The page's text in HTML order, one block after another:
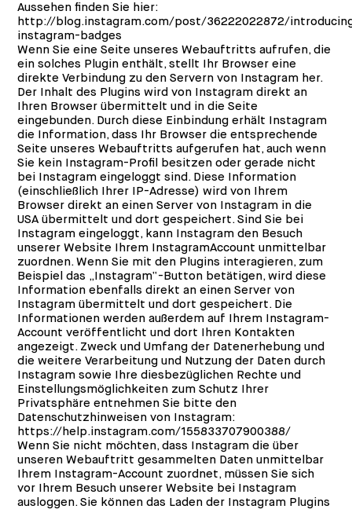
Aussehen finden Sie hier:
http://blog.instagram.com/post/36222022872/
instagram-badges
Wenn Sie eine Seite unseres Webauftritts aufrufen, die
ein solches Plugin enthält, stellt Ihr Browser eine
direkte Verbindung zu den Servern von Instagram her.
Der Inhalt des Plugins wird von Instagram direkt an
Ihren Browser übermittelt und in die Seite
eingebunden. Durch diese Einbindung erhält Instagram
die Information, dass Ihr Browser die entsprechende
Seite unseres Webauftritts aufgerufen hat, auch wenn
Sie kein Instagram-Profil besitzen oder gerade nicht
bei Instagram eingeloggt sind. Diese Information
(einschließlich Ihrer IP-Adresse) wird von Ihrem
Browser direkt an einen Server von Instagram in die
USA übermittelt und dort gespeichert. Sind Sie bei
Instagram eingeloggt, kann Instagram den Besuch
unserer Website Ihrem InstagramAccount unmittelbar
zuordnen. Wenn Sie mit den Plugins interagieren, zum
Beispiel das „Instagram“-Button betätigen, wird diese
Information ebenfalls direkt an einen Server von
Instagram übermittelt und dort gespeichert. Die
Informationen werden außerdem auf Ihrem Instagram-
Account veröffentlicht und dort Ihren Kontakten
angezeigt. Zweck und Umfang der Datenerhebung und
die weitere Verarbeitung und Nutzung der Daten durch
Instagram sowie Ihre diesbezüglichen Rechte und
Einstellungsmöglichkeiten zum Schutz Ihrer
Privatsphäre entnehmen Sie bitte den
Datenschutzhinweisen von Instagram:
https://help.instagram.com/155833707900388/
Wenn Sie nicht möchten, dass Instagram die über
unseren Webauftritt gesammelten Daten unmittelbar
Ihrem Instagram-Account zuordnet, müssen Sie sich
vor Ihrem Besuch unserer Website bei Instagram
ausloggen. Sie können das Laden der Instagram Plugins